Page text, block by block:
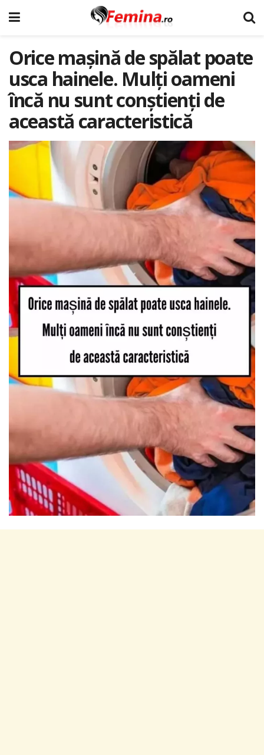
Orice mașină de spălat poate
usca hainele. Mulți oameni
încă nu sunt conștienți de
această caracteristică